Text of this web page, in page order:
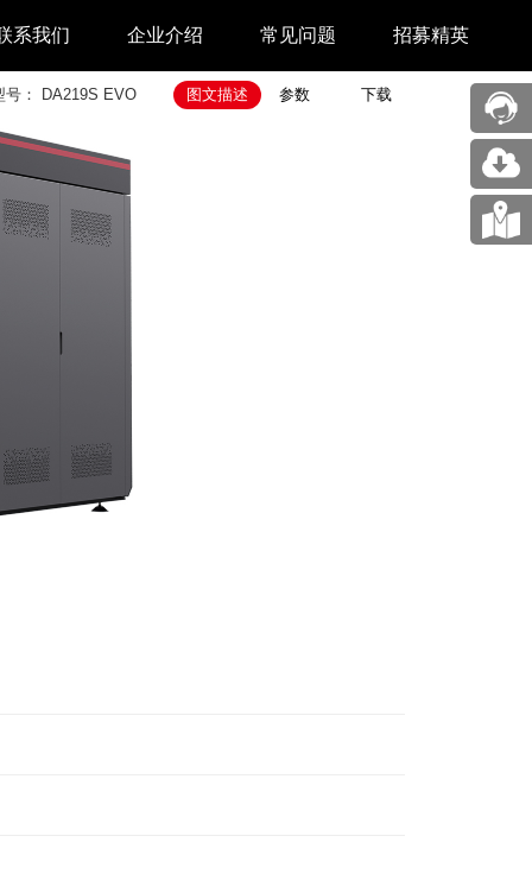
机
系我们
售后中心
业务合作
采购中心
问题反馈&建议
企业介绍
新闻中心
常见问题 招募精英
号： DA219S EVO 图文描述 参数 下载